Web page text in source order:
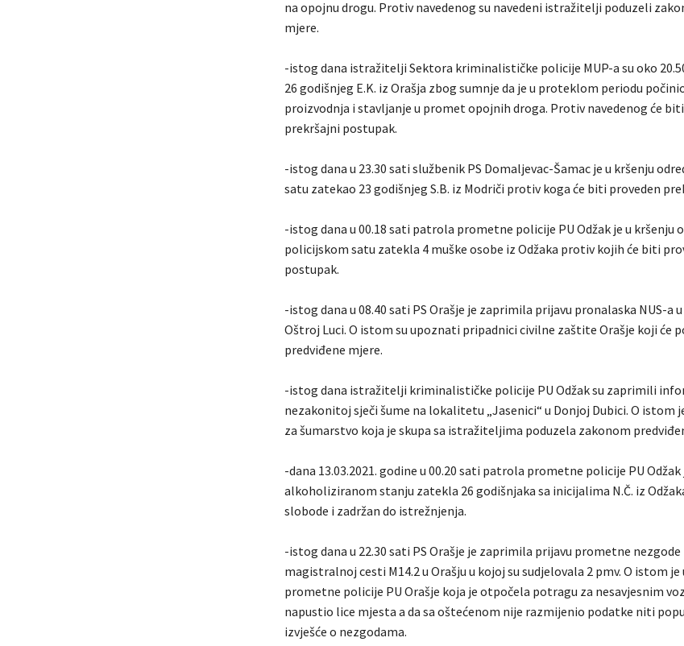
na opojnu drogu. Protiv navedenog su navedeni istražitelji poduzeli
mjere.
-istog dana istražitelji Sektora kriminalističke policije MUP-a su oko
26 godišnjeg E.K. iz Orašja zbog sumnje da je u proteklom periodu
proizvodnja i stavljanje u promet opojnih droga. Protiv navedenog će
prekršajni postupak.
-istog dana u 23.30 sati službenik PS Domaljevac-Šamac je u kršenju
satu zatekao 23 godišnjeg S.B. iz Modriči protiv koga će biti proveden
-istog dana u 00.18 sati patrola prometne policije PU Odžak je u kršenju
policijskom satu zatekla 4 muške osobe iz Odžaka protiv kojih će biti
postupak.
-istog dana u 08.40 sati PS Orašje je zaprimila prijavu pronalaska NUS-a
Oštroj Luci. O istom su upoznati pripadnici civilne zaštite Orašje koji će
predviđene mjere.
-istog dana istražitelji kriminalističke policije PU Odžak su zaprimili
nezakonitoj sječi šume na lokalitetu „Jasenici“ u Donjoj Dubici. O istom
za šumarstvo koja je skupa sa istražiteljima poduzela zakonom
-dana 13.03.2021. godine u 00.20 sati patrola prometne policije PU
alkoholiziranom stanju zatekla 26 godišnjaka sa inicijalima N.Č. iz
slobode i zadržan do istrežnjenja.
-istog dana u 22.30 sati PS Orašje je zaprimila prijavu prometne
magistralnoj cesti M14.2 u Orašju u kojoj su sudjelovala 2 pmv. O istom
prometne policije PU Orašje koja je otpočela potragu za nesavjesnim
napustio lice mjesta a da sa oštećenom nije razmijenio podatke niti
izvješće o nezgodama.